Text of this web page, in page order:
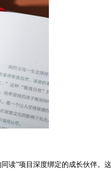
同读”项目深度绑定的成长伙伴。这